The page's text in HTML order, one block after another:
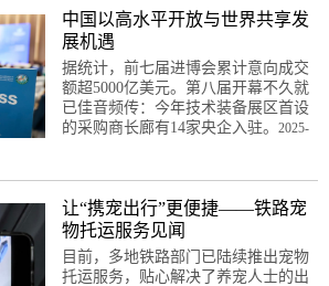
中国以高水平开放与世界共享发
展机遇
据统计，前七届进博会累计意向成交
额超5000亿美元。第八届开幕不久就
已佳音频传：今年技术装备展区首设
的采购商长廊有14家央企入驻。 2025-
让“携宠出行”更便捷——铁路宠
物托运服务见闻
目前，多地铁路部门已陆续推出宠物
托运服务，贴心解决了养宠人士的出